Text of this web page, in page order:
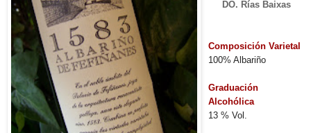
DO. Rías Baixas
Composición Varietal
100% Albariño
Graduación
Alcohólica
13 % Vol.